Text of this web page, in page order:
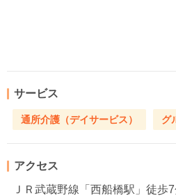
サービス
通所介護（デイサービス） グ
アクセス
ＪＲ武蔵野線「西船橋駅」徒歩